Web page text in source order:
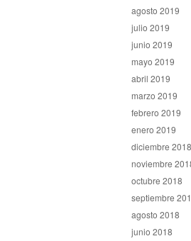
agosto 2019
julio 2019
junio 2019
mayo 2019
abril 2019
marzo 2019
febrero 2019
enero 2019
diciembre 2018
noviembre
octubre 2018
septiembre
agosto 2018
junio 2018